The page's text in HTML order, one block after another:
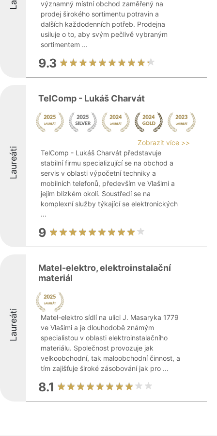
významný místní obchod zaměřený na
prodej širokého sortimentu potravin a
dalších každodenních potřeb. Prodejna
usiluje o to, aby svým pečlivě vybraným
sortimentem ...
9.3
Laureáti
TelComp - Lukáš Charvát
Zobrazit více >>
TelComp - Lukáš Charvát představuje
stabilní firmu specializující se na obchod a
servis v oblasti výpočetní techniky a
mobilních telefonů, především ve Vlašimi a
jejím blízkém okolí. Soustředí se na
komplexní služby týkající se elektronických
...
9
Laureáti
Matel-elektro, elektroinstalační
materiál
Matel-elektro sídlí na ulici J. Masaryka 1779
ve Vlašimi a je dlouhodobě známým
specialistou v oblasti elektroinstalačního
materiálu. Společnost provozuje jak
velkoobchodní, tak maloobchodní činnost, a
tím zajišťuje široké zásobování jak pro ...
8.1